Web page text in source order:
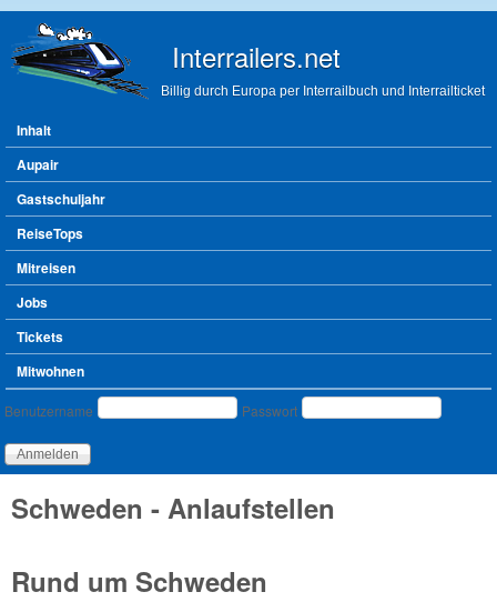
Interrailers.net
Billig durch Europa per Interrailbuch und Interrailticket
Hauptmenü
Inhalt
Aupair
Gastschuljahr
ReiseTops
Mitreisen
Jobs
Tickets
Mitwohnen
Benutzeranmeldung
Benutzername Passwort
Schweden - Anlaufstellen
Rund um Schweden